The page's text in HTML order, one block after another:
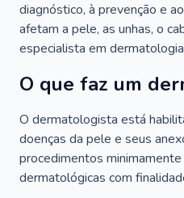
diagnóstico, à prevenção e
afetam a pele, as unhas, o
especialista em
O que faz um
O dermatologista está
doenças da pele e seus
procedimentos
dermatológicas com